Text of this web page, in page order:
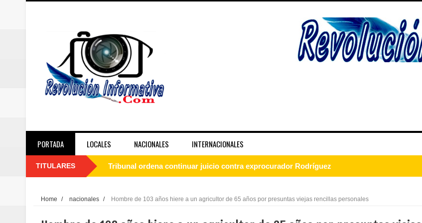
PORTADA LOCALES NACIONALES INTERNACIONALES
TITULARES Tribunal ordena continuar juicio contra exprocurador Rodríguez
Home / nacionales / Hombre de 103 años hiere a un agricultor de 65 años por presuntas viejas rencillas personales